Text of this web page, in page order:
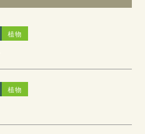
植物
植物